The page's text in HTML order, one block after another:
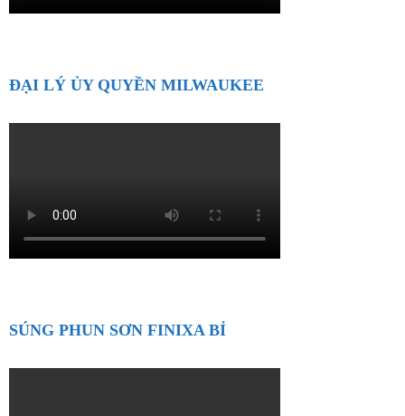
ĐẠI LÝ ỦY QUYỀN MILWAUKEE
SÚNG PHUN SƠN FINIXA BỈ